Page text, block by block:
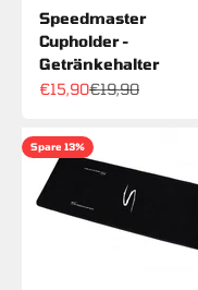
Speedmaster
Cupholder -
Getränkehalter
Angebot
€15,90Regulärer Preis
€19,90
Spare 13%